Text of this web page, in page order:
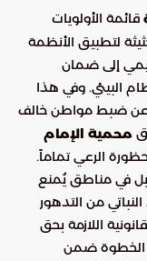
قائمة الأولويات
لتطبيق الأنظمة
إلى ضمان
البيئي. وفي هذا
عن ضبط مواطن خالف
محمية الإمام
الرعي تماماً.
وجود 18 متناً من الإبل في مناطق يُمنع
من التدهور
اللازمة بحق
الخطوة ضمن